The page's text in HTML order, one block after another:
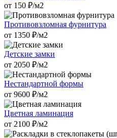
от 150 ₽/м2
Противовзломная фурнитура
от 1350 ₽/м2
Детские замки
от 2050 ₽/м2
Нестандартной формы
от 9600 ₽/м2
Цветная ламинация
от 2100 ₽/м2